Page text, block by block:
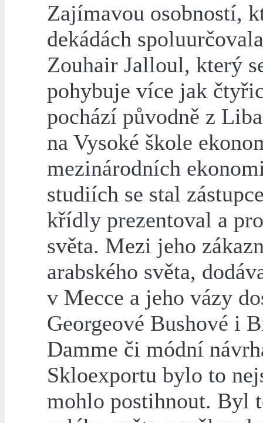
Zajímavou osobností,
dekádách
Zouhair Jalloul, který
pohybuje více jak
pochází původně z
na Vysoké škole
mezinárodních
studiích se stal
křídly prezentoval a
světa. Mezi jeho
arabského světa,
v Mecce a jeho vázy
Georgeové Bushové i
Damme či módní
Skloexportu bylo to
mohlo postihnout. Byl